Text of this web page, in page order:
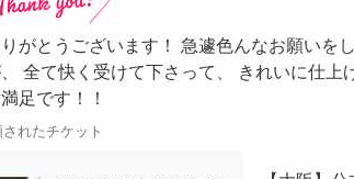
がとうございます！ 急遽色んなお願いを
全て快く受けて下さって、 きれいに仕上
足です！！
れたチケット